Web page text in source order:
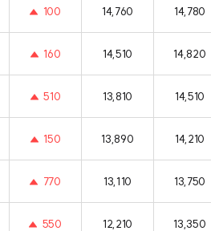
100 14,760 14,780
160 14,510 14,820
510 13,810 14,510
150 13,890 14,210
770 13,110 13,750
550 12,210 13,350